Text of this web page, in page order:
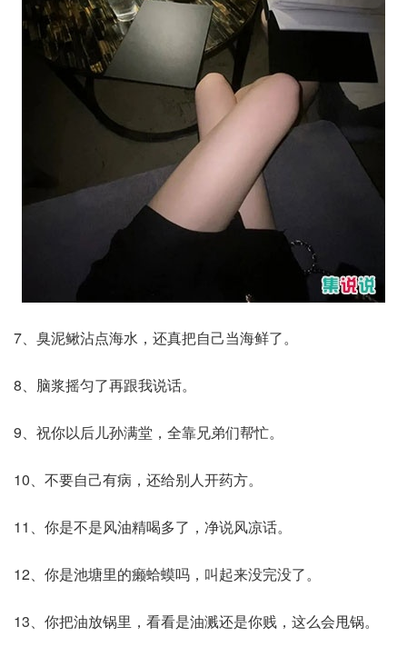
7、臭泥鳅沾点海水，还真把自己当海鲜了。
8、脑浆摇匀了再跟我说话。
9、祝你以后儿孙满堂，全靠兄弟们帮忙。
10、不要自己有病，还给别人开药方。
11、你是不是风油精喝多了，净说风凉话。
12、你是池塘里的癞蛤蟆吗，叫起来没完没了。
13、你把油放锅里，看看是油溅还是你贱，这么会甩锅。